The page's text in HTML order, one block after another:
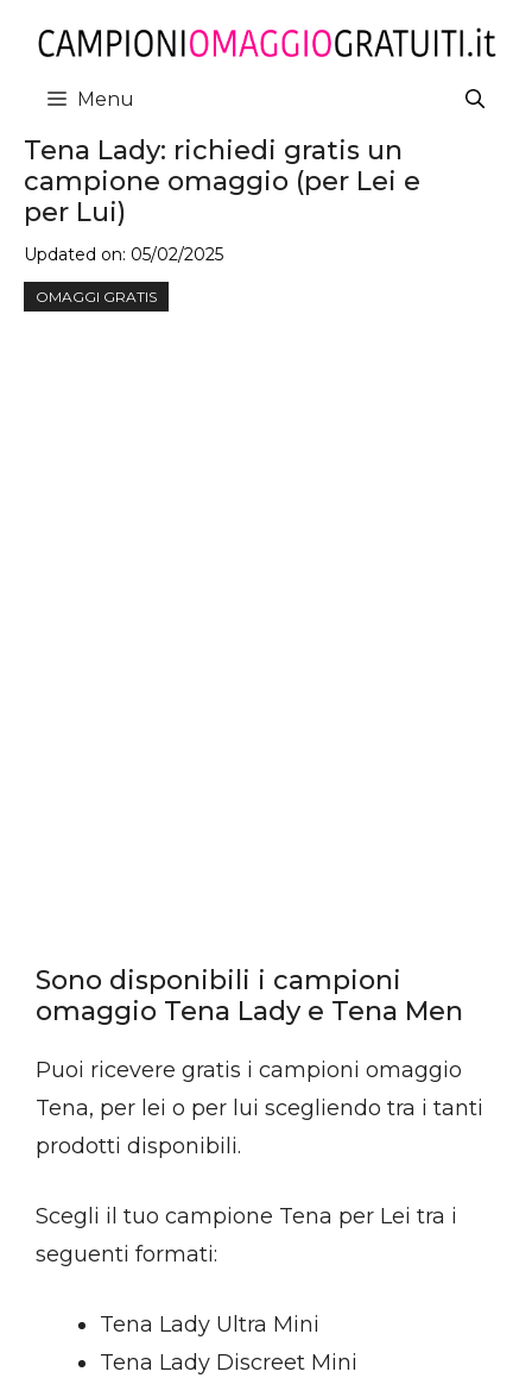
contenuto
Menu
Tena Lady: richiedi gratis un
campione omaggio (per Lei e
per Lui)
Updated on: 05/02/2025
OMAGGI GRATIS
Sono disponibili i campioni
omaggio Tena Lady e Tena Men
Puoi ricevere gratis i campioni omaggio
Tena, per lei o per lui scegliendo tra i tanti
prodotti disponibili.
Scegli il tuo campione Tena per Lei tra i
seguenti formati:
Tena Lady Ultra Mini
Tena Lady Discreet Mini